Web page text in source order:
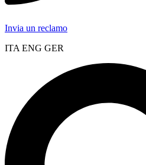
Invia un reclamo
ITA ENG GER